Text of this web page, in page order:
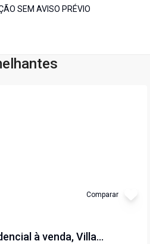
SEM AVISO PRÉVIO
Comparar
à venda, Villa